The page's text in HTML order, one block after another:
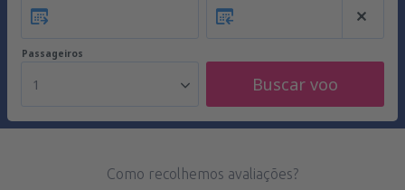
Passageiros
1 Buscar voo
Como recolhemos avaliações?